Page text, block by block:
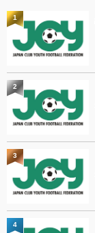
1
2
3
4